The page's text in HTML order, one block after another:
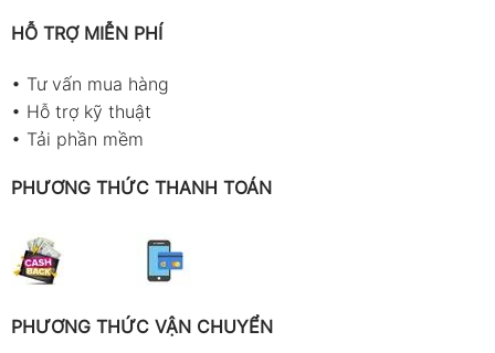
HỖ TRỢ MIỄN PHÍ
• Tư vấn mua hàng
• Hỗ trợ kỹ thuật
• Tải phần mềm
PHƯƠNG THỨC THANH TOÁN
PHƯƠNG THỨC VẬN CHUYỂN